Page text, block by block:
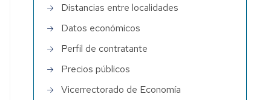
Distancias entre localidades
Datos económicos
Perfil de contratante
Precios públicos
Vicerrectorado de Economía